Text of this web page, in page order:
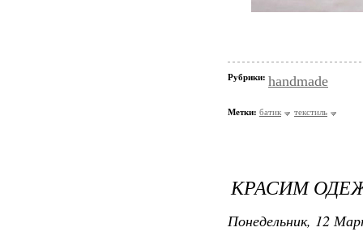
Рубрики: handmade
Метки: батик текстиль
КРАСИМ
Понедельник, 12